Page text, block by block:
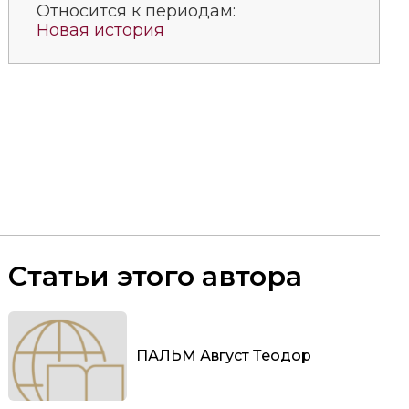
Относится к периодам:
Новая история
Статьи этого автора
ПАЛЬМ Август Теодор